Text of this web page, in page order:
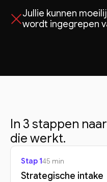
Jullie kunnen
wordt ingegrepen
In 3 stappen
die werkt.
Stap 145 min
Strategische intake